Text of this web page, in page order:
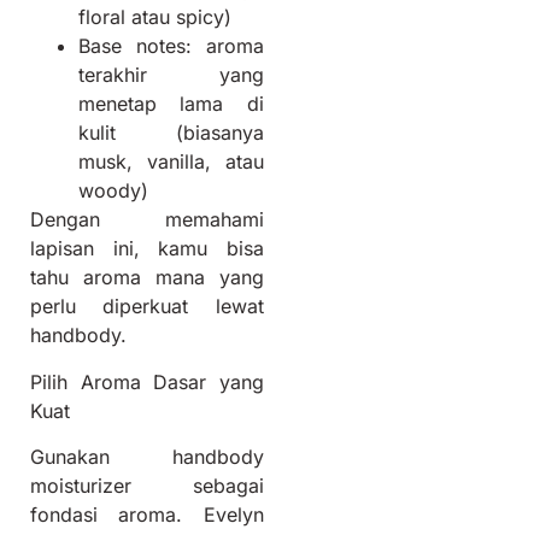
floral atau spicy)
Base notes: aroma
terakhir yang
menetap lama di
kulit (biasanya
musk, vanilla, atau
woody)
Dengan memahami
lapisan ini, kamu bisa
tahu aroma mana yang
perlu diperkuat lewat
handbody.
Pilih Aroma Dasar yang
Kuat
Gunakan handbody
moisturizer sebagai
fondasi aroma. Evelyn